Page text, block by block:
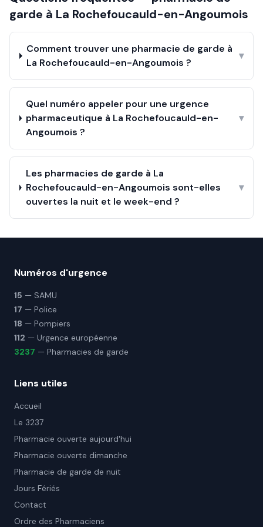
garde à La Rochefoucauld-en-Angoumois
Comment trouver une pharmacie de garde à
La Rochefoucauld-en-Angoumois ?
▾
Quel numéro appeler pour une urgence
pharmaceutique à La Rochefoucauld-en-
Angoumois ?
▾
Les pharmacies de garde à La
Rochefoucauld-en-Angoumois sont-elles
ouvertes la nuit et le week-end ?
▾
Numéros d'urgence
15 — SAMU
17 — Police
18 — Pompiers
112 — Urgence européenne
3237 — Pharmacies de garde
Liens utiles
Accueil
Le 3237
Pharmacie ouverte aujourd'hui
Pharmacie ouverte dimanche
Pharmacie de garde de nuit
Jours Fériés
Contact
Ordre des Pharmaciens